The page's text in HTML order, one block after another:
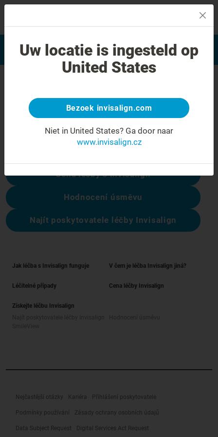
Hodnocení úsměvu
Najít poskytovatele léčby
Invisalign
Chyba 404
Přestaňte se mračit
Tato stránka není k dispozici, ale ostatní
Cena léčby s Invisalign
Hodnocení úsměvu
Najít poskytovatele léčby Invisalign
Jak léčba s Invisalign funguje V čem je léčba Invisalign jiná?
Léčitelné případy Cena léčby Invisalign
Získejte léčbu Invisalign
Nejčastější otázky Kariéra Přihlášení poskytovatele
Podmínky používání Zásady ochrany osobních údajů
Data Subject Request Digital Services Act Request
Uw locatie is ingesteld op
United States
Bezoek invisalign.com
Niet in United States? Ga door naar
www.invisalign.cz